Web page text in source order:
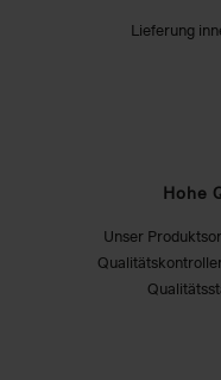
Lieferung
Hohe
Unser